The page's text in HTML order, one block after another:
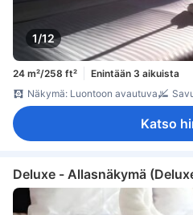
1/12
24 m²/258 ft²
Enintään 3 aikuista
Näkymä: Luontoon avautuva
Katso
Deluxe - Allasnäkymä